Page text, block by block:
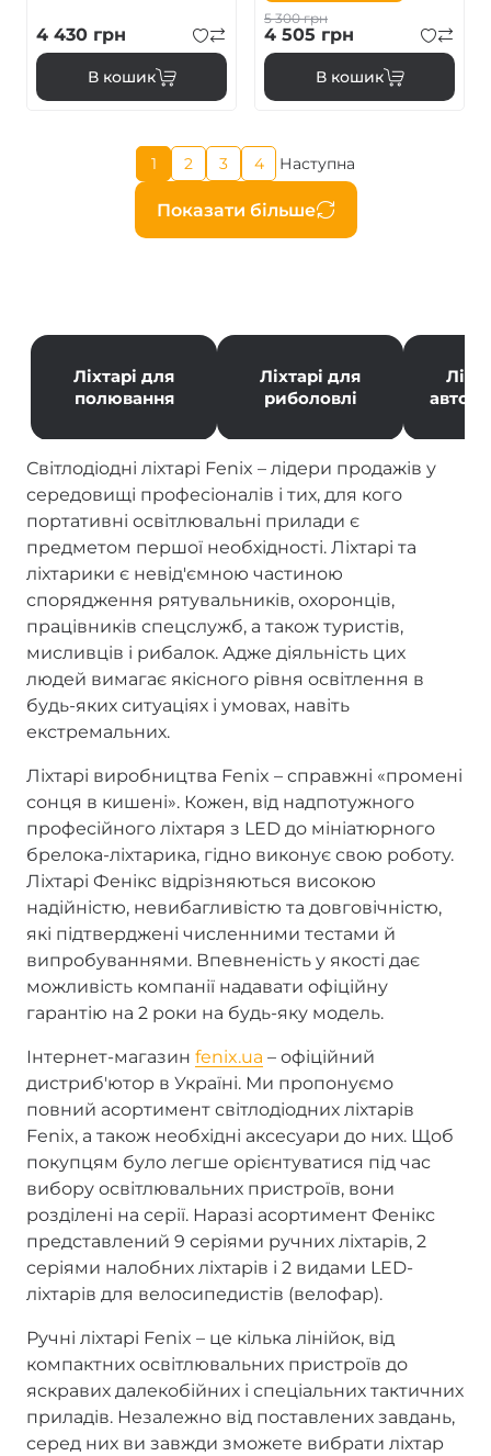
4 430 грн
В кошик
5 300грн
4 505 грн
В кошик
Розбивка
на
сторінки
Показати більше
Поточна
сторінка
1
Page
2
Page
3
Page
4
Наступна
сторінка
Наступна
Ліхтарі для
полювання
Ліхтарі для
риболовлі
Світлодіодні ліхтарі Fenix – лідери продажів у
середовищі професіоналів і тих, для кого
портативні освітлювальні прилади є
предметом першої необхідності. Ліхтарі та
ліхтарики є невід'ємною частиною
спорядження рятувальників, охоронців,
працівників спецслужб, а також туристів,
мисливців і рибалок. Адже діяльність цих
людей вимагає якісного рівня освітлення в
будь-яких ситуаціях і умовах, навіть
екстремальних.
Ліхтарі виробництва Fenix – справжні «промені
сонця в кишені». Кожен, від надпотужного
професійного ліхтаря з LED до мініатюрного
брелока-ліхтарика, гідно виконує свою роботу.
Ліхтарі Фенікс відрізняються високою
надійністю, невибагливістю та довговічністю,
які підтверджені численними тестами й
випробуваннями. Впевненість у якості дає
можливість компанії надавати офіційну
гарантію на 2 роки на будь-яку модель.
Інтернет-магазин fenix.ua – офіційний
дистриб'ютор в Україні. Ми пропонуємо
повний асортимент світлодіодних ліхтарів
Fenix, а також необхідні аксесуари до них. Щоб
покупцям було легше орієнтуватися під час
вибору освітлювальних пристроїв, вони
розділені на серії. Наразі асортимент Фенікс
представлений 9 серіями ручних ліхтарів, 2
серіями налобних ліхтарів і 2 видами LED-
ліхтарів для велосипедистів (велофар).
Ручні ліхтарі Fenix – це кілька лінійок, від
компактних освітлювальних пристроїв до
яскравих далекобійних і спеціальних тактичних
приладів. Незалежно від поставлених завдань,
серед них ви завжди зможете вибрати ліхтар